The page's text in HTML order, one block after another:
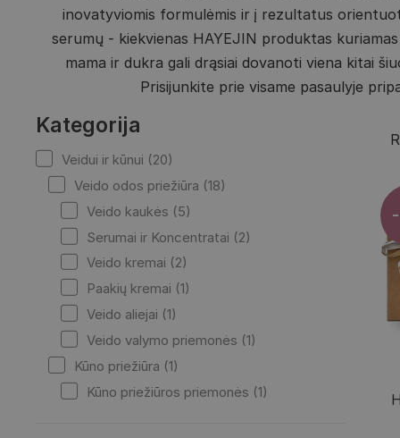
inovatyviomis formulėmis ir į rezultatus
serumų - kiekvienas HAYEJIN produktas
mama ir dukra gali drąsiai dovanoti viena kitai
Prisijunkite prie visame pasaulyje
Kategorija
Veidui ir kūnui (20)
Veido odos priežiūra (18)
Veido kaukės (5)
Serumai ir Koncentratai (2)
Veido kremai (2)
Paakių kremai (1)
Veido aliejai (1)
Veido valymo priemonės (1)
Kūno priežiūra (1)
Kūno priežiūros priemonės (1)